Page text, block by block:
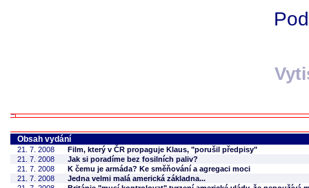
Obsah vydání
21. 7. 2008
Film, který v ČR propaguje Klaus, "porušil předpisy"
21. 7. 2008
Jak si poradíme bez fosilních paliv?
21. 7. 2008
K čemu je armáda? Ke směňování a agregaci moci
21. 7. 2008
Jedna velmi malá americká základna...